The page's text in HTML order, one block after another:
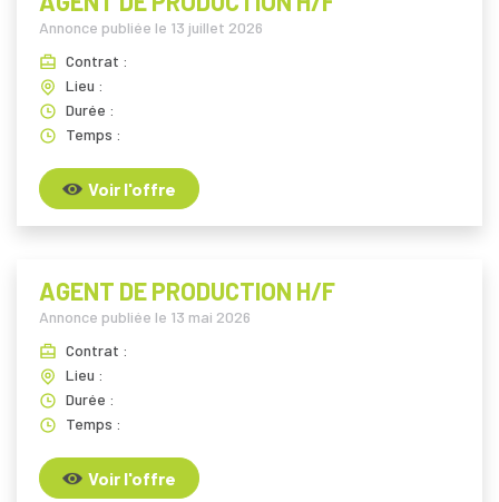
Annonce publiée le 13 juillet 2026
Contrat :
Lieu :
Durée :
Temps :
Voir l'offre
AGENT DE PRODUCTION H/F
Annonce publiée le 13 mai 2026
Contrat :
Lieu :
Durée :
Temps :
Voir l'offre